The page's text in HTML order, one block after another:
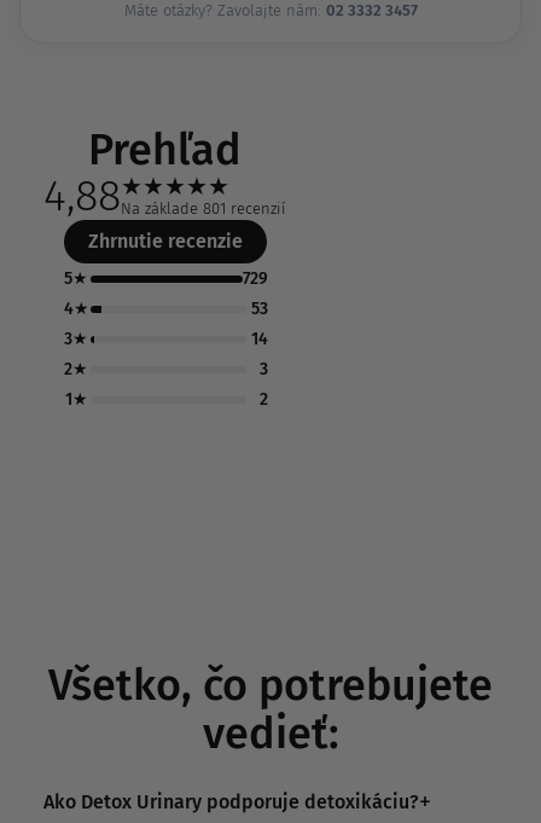
Máte otázky? Zavolajte nám: 02 3332 3457
Prehľad
4,88★★★★★
Na základe 801 recenzií
Zhrnutie recenzie
5★
729
4★
53
3★
14
2★
3
1★
2
Všetko, čo potrebujete
vedieť:
Ako Detox Urinary podporuje detoxikáciu?